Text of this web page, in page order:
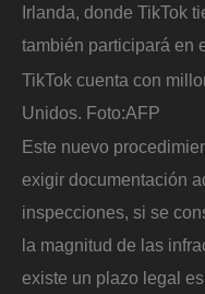
Irlanda, donde TikTok
también participará en
TikTok cuenta con
Unidos. Foto:AFP
Este nuevo
exigir documentación
inspecciones, si se
la magnitud de las
existe un plazo legal